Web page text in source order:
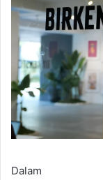
Dalam